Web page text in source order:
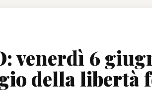
venerdì 6
della libertà